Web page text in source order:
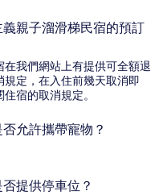
親子溜滑梯民宿的預訂
我們網站上有提供可全額退
定，在入住前幾天取消即
宿的取消規定。
允許攜帶寵物？
提供停車位？